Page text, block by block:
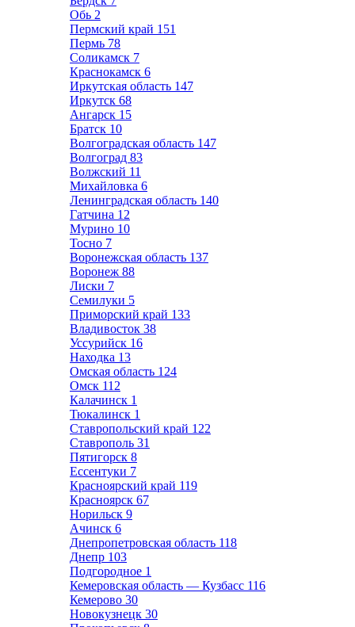
Обь 2
Пермский край 151
Пермь 78
Соликамск 7
Краснокамск 6
Иркутская область 147
Иркутск 68
Ангарск 15
Братск 10
Волгоградская область 147
Волгоград 83
Волжский 11
Михайловка 6
Ленинградская область 140
Гатчина 12
Мурино 10
Тосно 7
Воронежская область 137
Воронеж 88
Лиски 7
Семилуки 5
Приморский край 133
Владивосток 38
Уссурийск 16
Находка 13
Омская область 124
Омск 112
Калачинск 1
Тюкалинск 1
Ставропольский край 122
Ставрополь 31
Пятигорск 8
Ессентуки 7
Красноярский край 119
Красноярск 67
Норильск 9
Ачинск 6
Днепропетровская область 118
Днепр 103
Подгородное 1
Кемеровская область — Кузбасс 116
Кемерово 30
Новокузнецк 30